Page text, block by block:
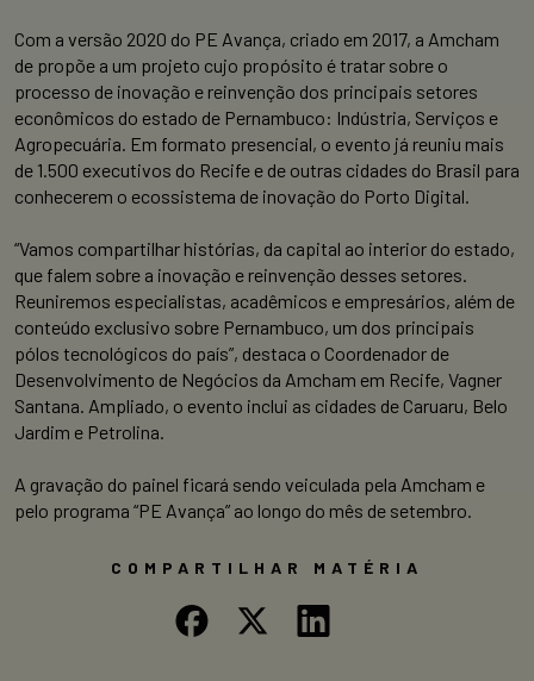
Com a versão 2020 do PE Avança, criado em 2017, a Amcham
de propõe a um projeto cujo propósito é tratar sobre o
processo de inovação e reinvenção dos principais setores
econômicos do estado de Pernambuco: Indústria, Serviços e
Agropecuária. Em formato presencial, o evento já reuniu mais
de 1.500 executivos do Recife e de outras cidades do Brasil para
conhecerem o ecossistema de inovação do Porto Digital.
“Vamos compartilhar histórias, da capital ao interior do estado,
que falem sobre a inovação e reinvenção desses setores.
Reuniremos especialistas, acadêmicos e empresários, além de
conteúdo exclusivo sobre Pernambuco, um dos principais
pólos tecnológicos do país”, destaca o Coordenador de
Desenvolvimento de Negócios da Amcham em Recife, Vagner
Santana. Ampliado, o evento inclui as cidades de Caruaru, Belo
Jardim e Petrolina.
A gravação do painel ficará sendo veiculada pela Amcham e
pelo programa “PE Avança” ao longo do mês de setembro.
COMPARTILHAR MATÉRIA